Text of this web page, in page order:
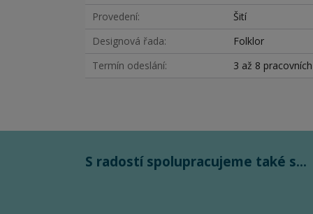
Provedení
Šití
Designová řada
Folklor
Termín odeslání
3 až 8
S radostí spolupracujeme také s...